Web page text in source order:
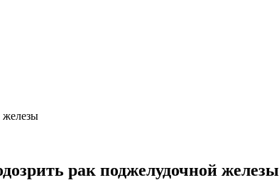
железы
рак поджелудочной железы